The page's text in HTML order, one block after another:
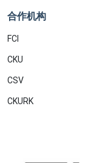
合作机构
FCI
CKU
CSV
CKURK